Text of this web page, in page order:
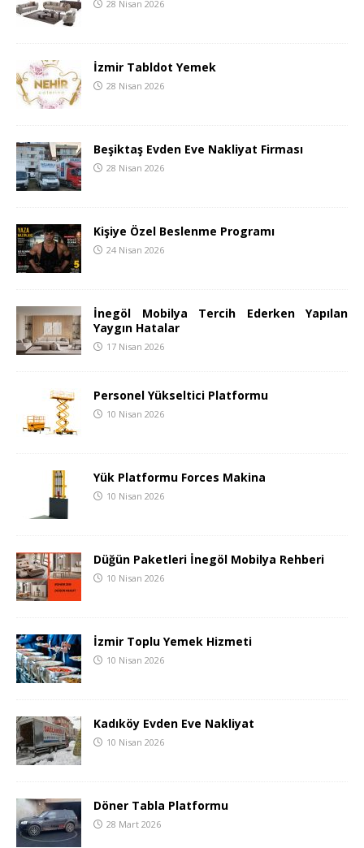
28 Nisan 2026
İzmir Tabldot Yemek
28 Nisan 2026
Beşiktaş Evden Eve Nakliyat Firması
28 Nisan 2026
Kişiye Özel Beslenme Programı
24 Nisan 2026
İnegöl Mobilya Tercih Ederken Yapılan
Yaygın Hatalar
17 Nisan 2026
Personel Yükseltici Platformu
10 Nisan 2026
Yük Platformu Forces Makina
10 Nisan 2026
Düğün Paketleri İnegöl Mobilya Rehberi
10 Nisan 2026
İzmir Toplu Yemek Hizmeti
10 Nisan 2026
Kadıköy Evden Eve Nakliyat
10 Nisan 2026
Döner Tabla Platformu
28 Mart 2026